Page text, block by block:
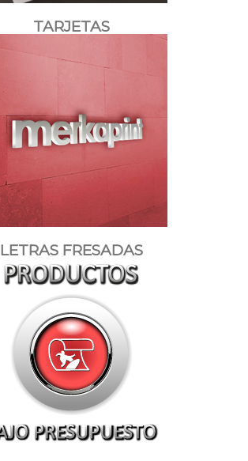
TARJETAS
LETRAS FRESADAS